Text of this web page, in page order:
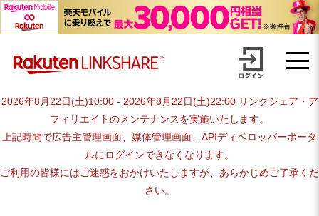
advertiser-html
2026年8月22日(土)10:00 - 2026年8月22日(土)22:00 リンクシェア・ア
フィリエイトのメンテナンスを実施いたします。
上記時間で広告主管理画面、媒体管理画面、APIディベロッパーポータ
ルにログインできなくなります。
ご利用の皆様にはご迷惑をおかけいたしますが、あらかじめご了承くだ
さい。